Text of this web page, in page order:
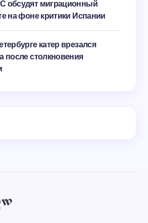
обсудят миграционный
на фоне критики Испании
катер врезался
после столкновения